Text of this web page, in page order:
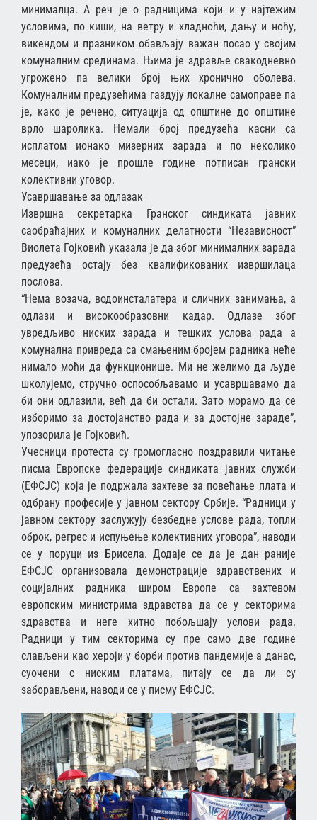
минималца. А реч је о радницима који и у најтежим
условима, по киши, на ветру и хладноћи, дању и ноћу,
викендом и празником обављају важан посао у својим
комуналним срединама. Њима је здравље свакодневно
угрожено па велики број њих хронично оболева.
Комуналним предузећима газдују локалне самоправе па
је, како је речено, ситуација од општине до општине
врло шаролика. Немали број предузећа касни са
исплатом ионако мизерних зарада и по неколико
месеци, иако је прошле године потписан грански
колективни уговор.
Усавршавање за одлазак
Извршна секретарка Гранског синдиката јавних
саобраћајних и комуналних делатности “Независност”
Виолета Гојковић указала је да због минималних зарада
предузећа остају без квалификованих извршилаца
послова.
“Нема возача, водоинсталатера и сличних занимања, а
одлази и високообразовни кадар. Одлазе због
увредљиво ниских зарада и тешких услова рада а
комунална привреда са смањеним бројем радника неће
нимало моћи да функционише. Ми не желимо да људе
школујемо, стручно оспособљавамо и усавршавамо да
би они одлазили, већ да би остали. Зато морамо да се
изборимо за достојанство рада и за достојне зараде”,
упозорила је Гојковић.
Учесници протеста су громогласно поздравили читање
писма Европске федерације синдиката јавних служби
(ЕФСЈС) која је подржала захтеве за повећање плата и
одбрану професије у јавном сектору Србије. “Радници у
јавном сектору заслужују безбедне услове рада, топли
оброк, регрес и испуњење колективних уговора”, наводи
се у поруци из Брисела. Додаје се да је дан раније
ЕФСЈС организовала демонстрације здравствених и
социјалних радника широм Европе са захтевом
европским министрима здравства да се у секторима
здравства и неге хитно побољшају услови рада.
Радници у тим секторима су пре само две године
слављени као хероји у борби против пандемије а данас,
суочени с ниским платама, питају се да ли су
заборављени, наводи се у писму ЕФСЈС.